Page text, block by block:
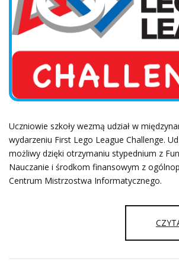
Uczniowie szkoły wezmą udział w
wydarzeniu First Lego League Challenge.
możliwy dzięki otrzymaniu stypednium z
Nauczanie i środkom finansowym z
Centrum Mistrzostwa Informatycznego.